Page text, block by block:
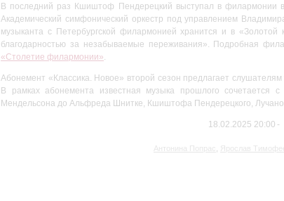
В последний раз Кшиштоф Пендерецкий выступал в филармонии
Академический симфонический оркестр под управлением
музыканта с Петербургской филармонией хранится и в
благодарностью за незабываемые переживания». Подробная
«Столетие филармонии»
Абонемент «Классика. Новое» второй сезон предлагает
В рамках абонемента известная музыка прошлого сочетается
Мендельсона до Альфреда Шнитке, Кшиштофа Пендерецкого, Лучано
18.02.2025 20:00
Антонина Попрас Ярослав